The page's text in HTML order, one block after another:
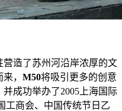
造了苏州河沿岸浓厚的文
， M50将吸引更多的创意
成功举办了2005上海国际
工商会、中国传统节日乙